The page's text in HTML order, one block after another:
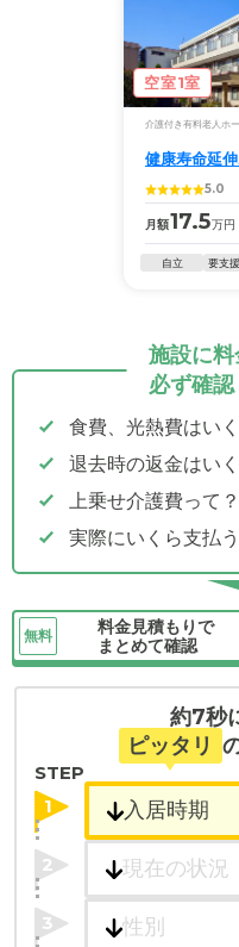
空室1室
介護付き有料老人ホ
健康寿命延
5.0
月額17.5万円
自立 要支
施設に
必ず確
食費、光熱費はい
退去時の返金はい
上乗せ介護費って？
実際にいくら支払
無料
料金見積もりで
まとめて確認
約7秒
ピッタリ
STEP
1
2
3